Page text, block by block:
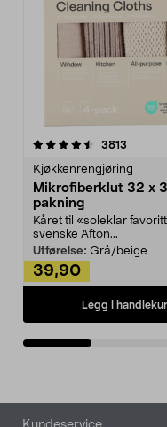
3813
Kjøkkenrengjøring
Mikrofiberklut 32 x
pakning
Kåret til «soleklar
svenske Afton...
Utførelse: Grå/beige
39,90
Legg i
4.5av 5 stjerner
Bunntekst